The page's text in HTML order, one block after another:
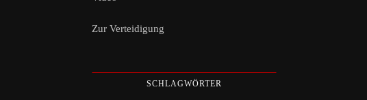
Zur Verteidigung
SCHLAGWÖRTER